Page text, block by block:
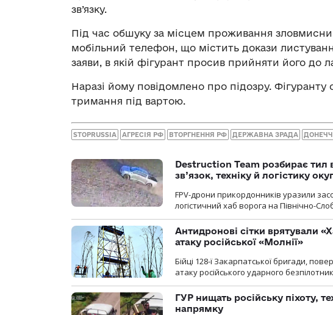
зв’язку.
Під час обшуку за місцем проживання
мобільний телефон, що містить докази
заяви, в якій фігурант просив прийняти його до
Наразі йому повідомлено про підозру. Фігуранту
тримання під вартою.
STOPRUSSIA АГРЕСІЯ РФ ВТОРГНЕННЯ РФ ДЕРЖАВНА ЗРАДА
Destruction Team розбирає
зв’язок, техніку й логістику
FPV-дрони прикордонників уразили
логістичний хаб ворога на Північно-
Антидронові сітки врятували
атаку російської «Молнії»
Бійці 128-ї Закарпатської бригади,
атаку російського ударного
ГУР нищать російську піхоту,
напрямку